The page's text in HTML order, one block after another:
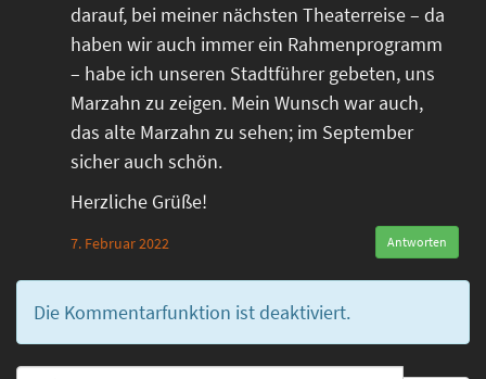
darauf, bei meiner nächsten Theaterreise – da
haben wir auch immer ein Rahmenprogramm
– habe ich unseren Stadtführer gebeten, uns
Marzahn zu zeigen. Mein Wunsch war auch,
das alte Marzahn zu sehen; im September
sicher auch schön.
Herzliche Grüße!
7. Februar 2022 Antworten
Die Kommentarfunktion ist deaktiviert.